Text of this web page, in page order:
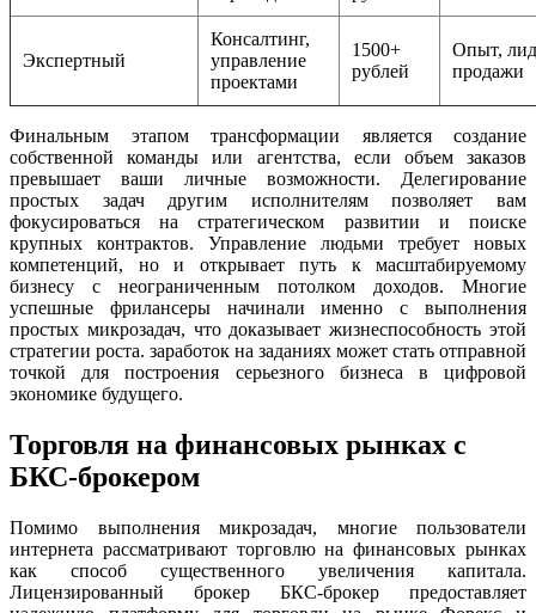
Экспертный
Консалтинг,
управление
проектами
1500+
рублей
Опыт,
продажи
Финальным этапом трансформации является создание
собственной команды или агентства, если объем заказов
превышает ваши личные возможности. Делегирование
простых задач другим исполнителям позволяет вам
фокусироваться на стратегическом развитии и поиске
крупных контрактов. Управление людьми требует новых
компетенций, но и открывает путь к масштабируемому
бизнесу с неограниченным потолком доходов. Многие
успешные фрилансеры начинали именно с выполнения
простых микрозадач, что доказывает жизнеспособность этой
стратегии роста. заработок на заданиях может стать отправной
точкой для построения серьезного бизнеса в цифровой
экономике будущего.
Торговля на финансовых рынках с
БКС-брокером
Помимо выполнения микрозадач, многие пользователи
интернета рассматривают торговлю на финансовых рынках
как способ существенного увеличения капитала.
Лицензированный брокер БКС-брокер предоставляет